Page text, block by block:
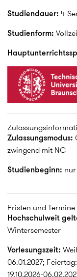
Studiendauer: 4
Studienform:
Zulassungsmodus:
zwingend mit NC
Studienbeginn:
Fristen und Termine
Hochschulweit
Wintersemester
Vorlesungszeit:
06.01.2027;
19.10.2026-